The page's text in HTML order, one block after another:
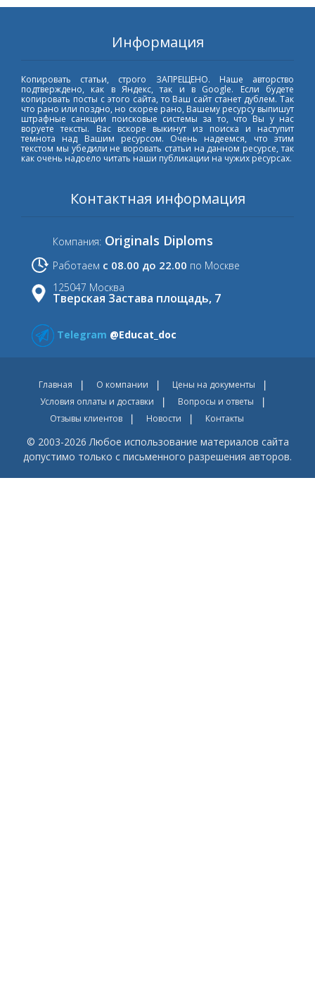
Информация
Копировать статьи, строго ЗАПРЕЩЕНО. Наше авторство
подтверждено, как в Яндекс, так и в Google. Если будете
копировать посты с этого сайта, то Ваш сайт станет дублем. Так
что рано или поздно, но скорее рано, Вашему ресурсу выпишут
штрафные санкции поисковые системы за то, что Вы у нас
воруете тексты. Вас вскоре выкинут из поиска и наступит
темнота над Вашим ресурсом. Очень надеемся, что этим
текстом мы убедили не воровать статьи на данном ресурсе, так
как очень надоело читать наши публикации на чужих ресурсах.
Контактная информация
Компания: Originals Diploms
Работаем с 08.00 до 22.00 по Москве
125047 Москва
Тверская Застава площадь, 7
Telegram @Educat_doc
Главная О компании
Цены на документы
Условия оплаты и доставки
Вопросы и ответы
Отзывы клиентов
Новости Контакты
© 2003-2026 Любое использование материалов сайта
допустимо только с письменного разрешения авторов.